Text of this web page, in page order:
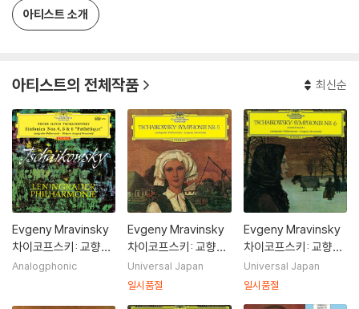
아티스트 소개
아티스트의 전체작품 최신순
Evgeny Mravinsky
차이코프스키: 교향곡
4, 5, 6번 '비창' (Tch
Analogphonic
Evgeny Mravinsky
차이코프스키: 교향곡
5번 (Tchaikovsky:
Symphony No. 5)
Universal Japan
일시품절
Evgeny Mravinsky
차이코프스키: 교향곡
6번 '비창' (Tchaikov
sky: Symphony Op.
Universal Japan
일시품절